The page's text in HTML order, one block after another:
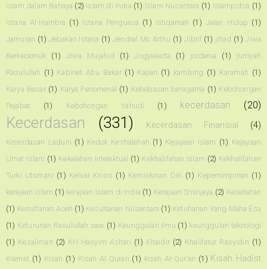
Islam dalam Bahaya (2) Islam di India (1) Islam Nusantara (1) Islampobia (1)
Istana Al-Hambra (1) Istana Penguasa (1) Istiqamah (1) Jalan Hidup (1)
Jamuran (1) Jebakan Istana (1) Jendral Mc Arthu (1) Jibril (1) jihad (1) Jiwa
Berkecamuk
(1) Jiwa Mujahid (1) Jogyakarta (1) jordania (1)
jurriyah
Rasulullah (1) Kabinet Abu Bakar (1) Kajian (1) kambing (1) Karamah (1)
Karya Besar (1) Karya Fenomenal (1) Kebebasan beragama (1) Kebohongan
Pejabat
(1) Kebohongan Yahudi (1) kecerdasan (20)
Kecerdasan (331) Kecerdasan Finansial (4)
Kecerdasan Laduni (1) Kedok Keshalehan (1) Kejayaan Islam (1) Kejayaan
Umat Islam (1) Kekalahan Intelektual (1) Kekhalifahan Islam (2) Kekhalifahan
Turki Utsmani (1) Keluar Krisis (1) Kemiskinan Diri (1) Kepemimpinan (1)
kerajaan Islam (1) kerajaan Islam di India (1) Kerajaan Sriwijaya (2) Kesehatan
(1) Kesultanan Aceh (1) Kesultanan Nusantara (1) Ketuhanan Yang Maha Esa
(1) Keturunan Rasulullah saw (1) Keunggulan ilmu (1) keunggulan teknologi
(1) Kezaliman (2) KH Hasyim Ashari (1) Khaidir (2) Khalifatur Rasyidin (1)
Kiamat (1) Kisah (1) Kisah Al Quran (1) kisah Al-Qur'an (1) Kisah Hadist